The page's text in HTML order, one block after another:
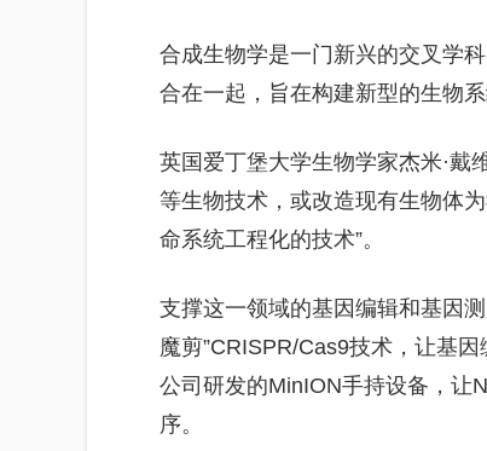
合成生物学是一门新兴的交叉学
合在一起，旨在构建新型的生物
英国爱丁堡大学生物学家杰米·戴
等生物技术，或改造现有生物体
命系统工程化的技术”。
支撑这一领域的基因编辑和基因
魔剪”CRISPR/Cas9技术，让基
公司研发的MinION手持设备，让
序。